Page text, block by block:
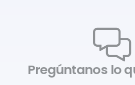
Pregúntanos lo